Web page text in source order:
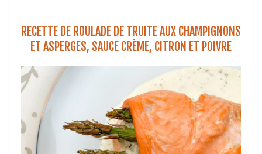
RECETTE DE ROULADE DE TRUITE AUX CHAMPIGNONS
ET ASPERGES, SAUCE CRÈME, CITRON ET POIVRE